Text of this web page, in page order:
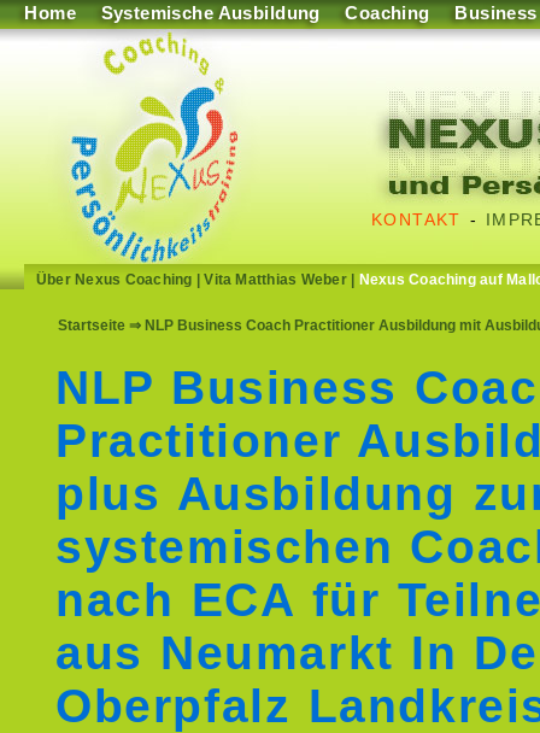
Home Systemische Ausbildung Coaching Business
KONTAKT -
Über Nexus Coaching |Vita Matthias Weber| Nexus Coaching auf
Startseite ⇒ NLP Business Coach Practitioner Ausbildung mit
NLP Business
Practitioner
plus Ausbildung
systemischen
nach ECA für
aus Neumarkt In
Oberpfalz